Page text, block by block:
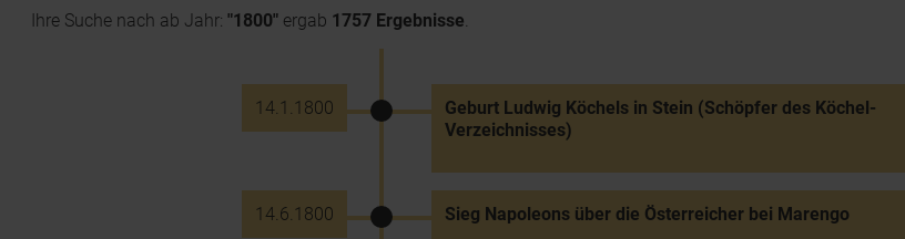
Ihre Suche nach ab Jahr: "1800" ergab 1757 Ergebnisse.
14.1.1800
Geburt Ludwig Köchels in Stein (Schöpfer des Köchel-
Verzeichnisses)
14.6.1800 Sieg Napoleons über die Österreicher bei Marengo